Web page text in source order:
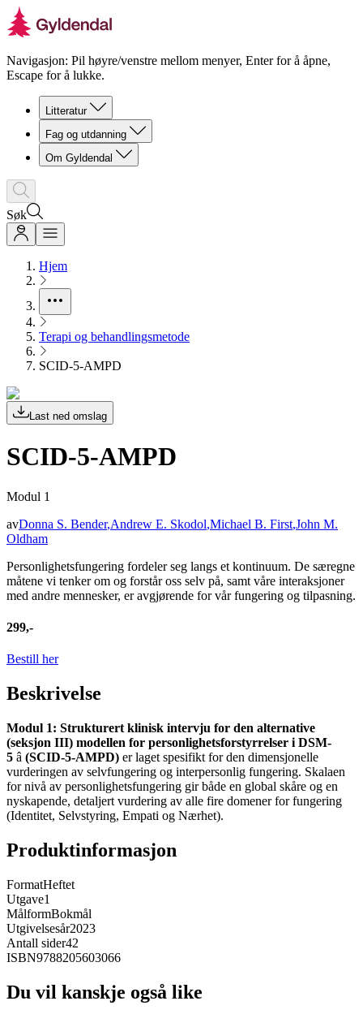
Navigasjon: Pil høyre/venstre mellom menyer, Enter for å åpne,
Escape for å lukke.
Litteratur
Fag og utdanning
Om Gyldendal
Søk
Hjem
Terapi og behandlingsmetode
SCID-5-AMPD
Last ned omslag
SCID-5-AMPD
Modul 1
avDonna S. Bender,Andrew E. Skodol,Michael B. First,John M.
Oldham
Personlighetsfungering fordeler seg langs et kontinuum. De særegne
måtene vi tenker om og forstår oss selv på, samt våre interaksjoner
med andre mennesker, er avgjørende for vår fungering og tilpasning.
299,-
Bestill her
Beskrivelse
Modul 1: Strukturert klinisk intervju for den alternative
(seksjon III) modellen for personlighetsforstyrrelser i DSM-
5 â (SCID-5-AMPD) er laget spesifikt for den dimensjonelle
vurderingen av selvfungering og interpersonlig fungering. Skalaen
for nivå av personlighetsfungering gir både en global skåre og en
nyskapende, detaljert vurdering av alle fire domener for fungering
(Identitet, Selvstyring, Empati og Nærhet).
Produktinformasjon
FormatHeftet
Utgave1
MålformBokmål
Utgivelsesår2023
Antall sider42
ISBN9788205603066
Du vil kanskje også like